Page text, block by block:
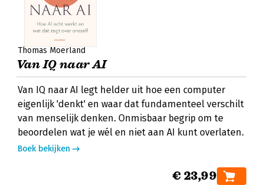
Thomas Moerland
Van IQ naar AI
Van IQ naar AI legt helder uit hoe een computer
eigenlijk 'denkt' en waar dat fundamenteel verschilt
van menselijk denken. Onmisbaar begrip om te
beoordelen wat je wél en niet aan AI kunt overlaten.
Boek bekijken
€ 23,99